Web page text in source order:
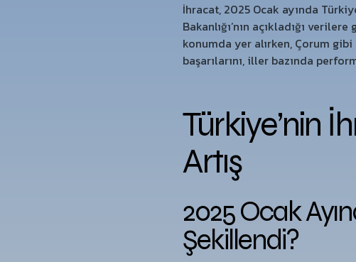
İhracat, 2025 Ocak ayında
Bakanlığı’nın açıkladığı
konumda yer alırken, Çorum
başarılarını, iller bazında
Türkiye’nin
Artış
2025 Ocak
Şekillendi?